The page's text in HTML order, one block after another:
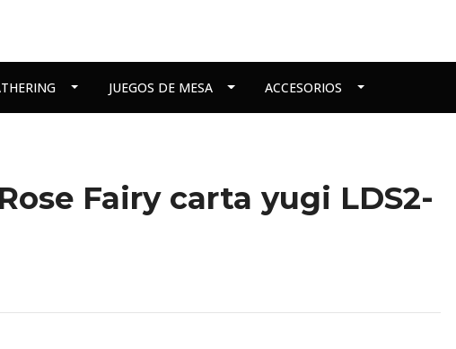
JUEGOS DE MESA ACCESORIOS
Fairy carta yugi LDS2-